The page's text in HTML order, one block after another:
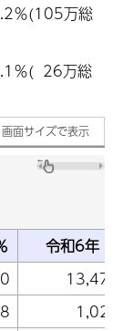
％(105万総
( 26万総
画面サイズで表示
令和6年
13,478
1,025